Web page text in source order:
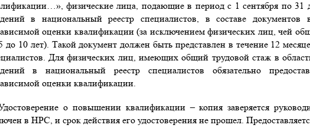
физические лица, подающие в период с 1 сентября по
в национальный реестр специалистов, в составе
оценки квалификации (за исключением физических лиц, чей
до 10 лет). Такой документ должен быть представлен в течение 12
Для физических лиц, имеющих общий трудовой стаж в
в национальный реестр специалистов обязательно
оценки квалификации.
о повышении квалификации – копия заверяется
в НРС, и срок действия его удостоверения не прошел.